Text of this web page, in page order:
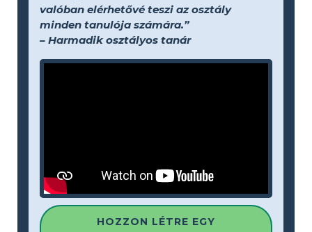
valóban elérhetővé teszi az osztály
minden tanulója számára.”
– Harmadik osztályos tanár
HOZZON LÉTRE EGY